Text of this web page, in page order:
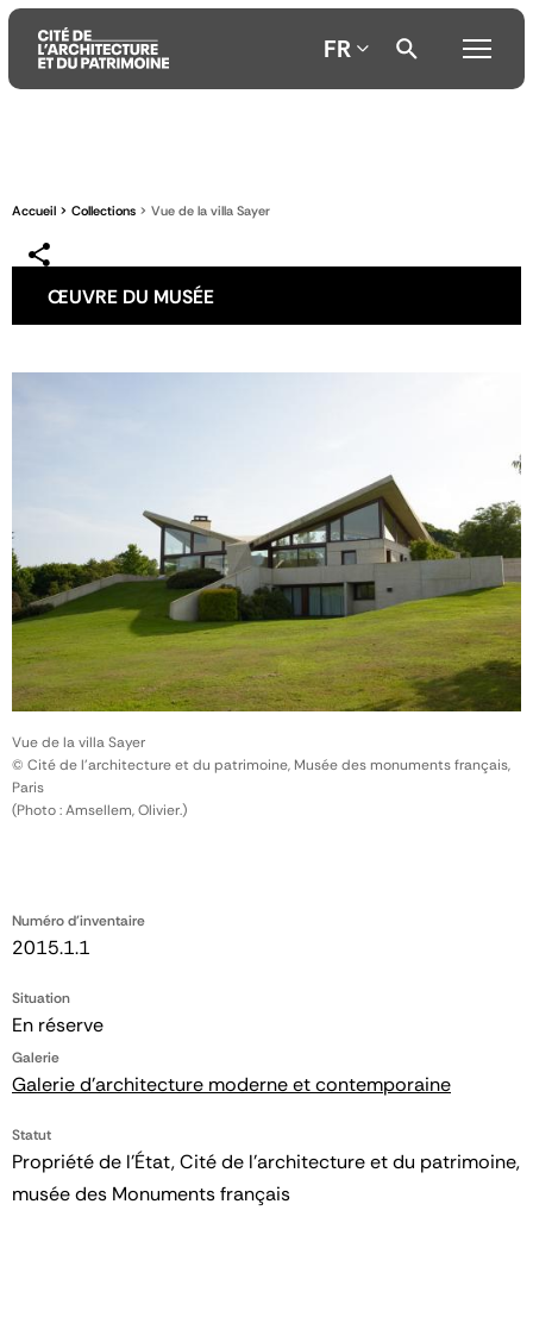
contenu
menu
la
FR
Accueil Collections Vue de la villa Sayer
ŒUVRE DU MUSÉE
Numéro d'inventaire
2015.1.1
Situation
En réserve
Galerie
Galerie d'architecture moderne et contemporaine
Statut
Propriété de l’État, Cité de l’architecture et du patrimoine,
musée des Monuments français
Vue de la villa Sayer
© Cité de l'architecture et du patrimoine, Musée des monuments français,
Paris
(Photo : Amsellem, Olivier.)